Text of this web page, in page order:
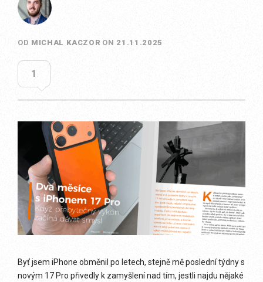
OD MICHAL KACZOR ON 21.11.2025
1
Byť jsem iPhone obměnil po letech, stejně mě poslední týdny s
novým 17 Pro přivedly k zamyšlení nad tím, jestli najdu nějaké